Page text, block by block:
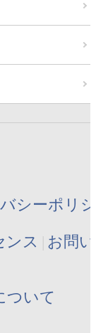
シーポリ
ンス お問
ついて